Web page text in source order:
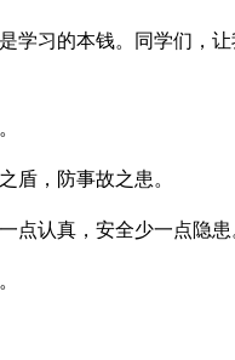
习的本钱。同学们，让
，防事故之患。
认真，安全少一点隐患